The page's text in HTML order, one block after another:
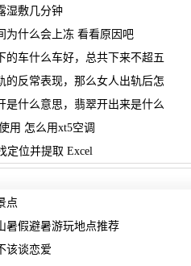
湿敷几分钟
为什么会上冻 看看原因吧
的车什么车好，总共下来不超五
的反常表现，那么女人出轨后怎
是什么意思，翡翠开出来是什么
用 怎么用xt5空调
定位并提取 Excel
点
暑假避暑游玩地点推荐
该谈恋爱